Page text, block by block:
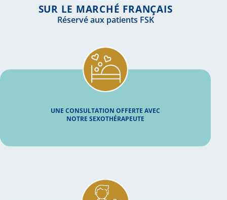
SUR LE MARCHÉ FRANÇAIS
Réservé aux patients FSK
UNE CONSULTATION OFFERTE AVEC
NOTRE SEXOTHÉRAPEUTE